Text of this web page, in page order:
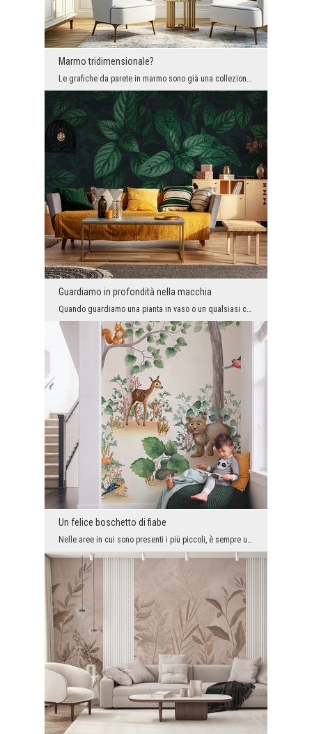
Marmo tridimensionale?
Le grafiche da parete in marmo sono già una collezione importante nel nostro assortimento. Sappia...
Guardiamo in profondità nella macchia
Quando guardiamo una pianta in vaso o un qualsiasi cespuglio in modo ordinario e quotidiano, perc...
Un felice boschetto di fiabe
Nelle aree in cui sono presenti i più piccoli, è sempre una buona idea mettere delle decorazioni ...